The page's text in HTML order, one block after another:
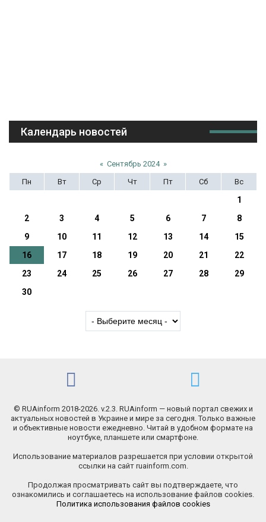
Календарь новостей
« Сентябрь 2024 »
Пн
Вт Ср Чт Пт Сб Вс
1
2
3 4 5 6 7
8
9
10 11 12 13 14
15
16
17 18 19 20 21
22
23
24 25 26 27 28
29
30
© RUAinform 2018-2026. v.2.3. RUAinform — новый портал свежих и
актуальных новостей в Украине и мире за сегодня. Только важные
и объективные новости ежедневно. Читай в удобном формате на
ноутбуке, планшете или смартфоне.
Использование материалов разрешается при условии открытой
ссылки на сайт ruainform.com.
Продолжая просматривать сайт вы подтверждаете, что
ознакомились и соглашаетесь на использование файлов cookies.
Политика использования файлов cookies